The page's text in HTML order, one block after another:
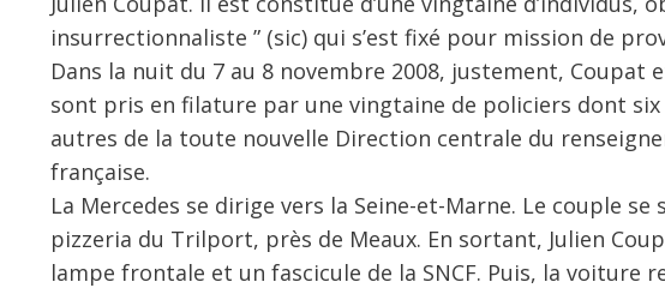
insurrectionnaliste ” (sic) qui s’est fixé pour mission de
Dans la nuit du 7 au 8 novembre 2008, justement, Coupat
sont pris en filature par une vingtaine de policiers dont
autres de la toute nouvelle Direction centrale du
française.
La Mercedes se dirige vers la Seine-et-Marne. Le couple
pizzeria du Trilport, près de Meaux. En sortant, Julien
lampe frontale et un fascicule de la SNCF. Puis, la voiture